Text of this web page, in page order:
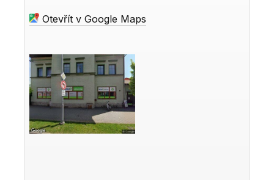
Otevřít v Google Maps